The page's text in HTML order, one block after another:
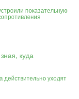
показательную
действительно уходят